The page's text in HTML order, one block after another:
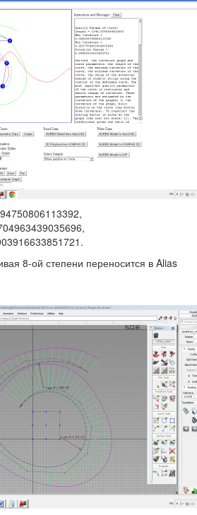
8-ой степени переносится в Alias